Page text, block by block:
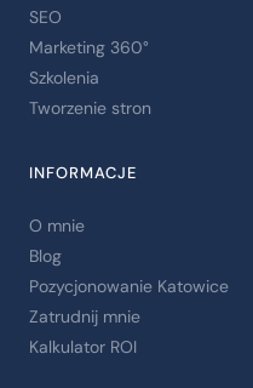
SEO
Marketing 360°
Szkolenia
Tworzenie stron
INFORMACJE
O mnie
Blog
Pozycjonowanie Katowice
Zatrudnij mnie
Kalkulator ROI